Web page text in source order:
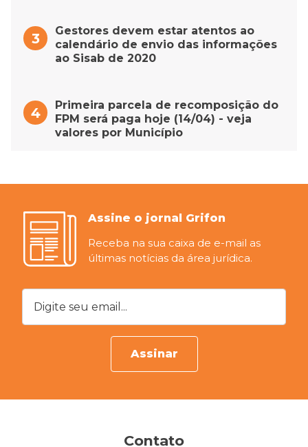
Gestores devem estar atentos ao
calendário de envio das informações
ao Sisab de 2020
Primeira parcela de recomposição do
FPM será paga hoje (14/04) - veja
valores por Município
Assine o jornal Grifon
Receba na sua caixa de e-mail as
últimas notícias da área jurídica.
Digite seu email...
Assinar
Contato